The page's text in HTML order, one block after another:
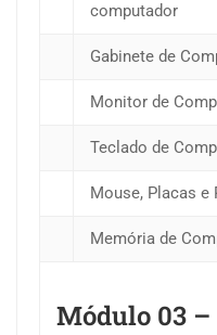
computador
Gabinete de
Monitor de
Teclado de
Mouse, Placas e
Memória de
Módulo 03 –